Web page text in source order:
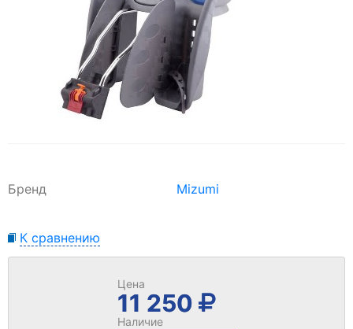
Бренд Mizumi
К сравнению
Цена
11 250
Наличие